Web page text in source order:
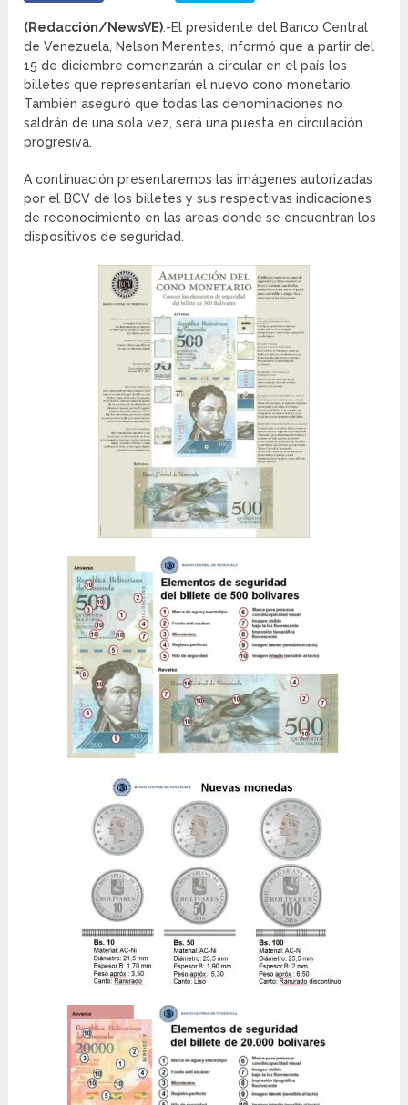
(Redacción/NewsVE).-El presidente del Banco Central
de Venezuela, Nelson Merentes, informó que a partir del
15 de diciembre comenzarán a circular en el país los
billetes que representarían el nuevo cono monetario.
También aseguró que todas las denominaciones no
saldrán de una sola vez, será una puesta en circulación
progresiva.
A continuación presentaremos las imágenes autorizadas
por el BCV de los billetes y sus respectivas indicaciones
de reconocimiento en las áreas donde se encuentran los
dispositivos de seguridad.